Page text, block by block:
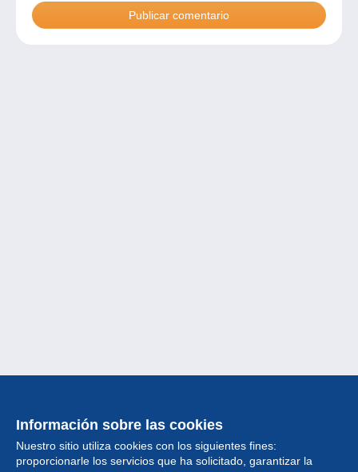
Información sobre las cookies
Nuestro sitio utiliza cookies con los siguientes fines:
proporcionarle los servicios que ha solicitado, garantizar la